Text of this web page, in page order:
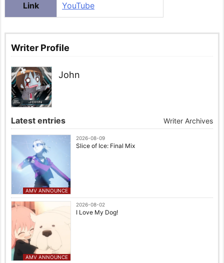
Link YouTube
Writer Profile
John
Latest entries Writer Archives
AMV ANNOUNCE
2026-08-09
Slice of Ice: Final Mix
AMV ANNOUNCE
2026-08-02
I Love My Dog!